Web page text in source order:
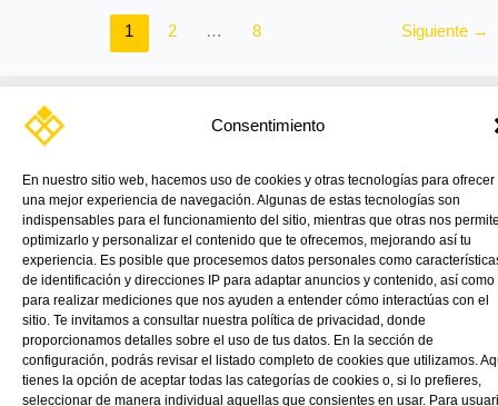
Consentimiento
En nuestro sitio web, hacemos uso de cookies y otras tecnologías para ofrecer
una mejor experiencia de navegación. Algunas de estas tecnologías son
indispensables para el funcionamiento del sitio, mientras que otras nos
optimizarlo y personalizar el contenido que te ofrecemos, mejorando así tu
experiencia. Es posible que procesemos datos personales como
de identificación y direcciones IP para adaptar anuncios y contenido, así como
para realizar mediciones que nos ayuden a entender cómo interactúas con el
sitio. Te invitamos a consultar nuestra política de privacidad, donde
proporcionamos detalles sobre el uso de tus datos. En la sección de
configuración, podrás revisar el listado completo de cookies que utilizamos.
tienes la opción de aceptar todas las categorías de cookies o, si lo prefieres,
seleccionar de manera individual aquellas que consientes en usar. Para
1 2 … 8 Siguiente →
TIENDA ONLINE
VINK
PRODUCTOS
APLICACIONES
CATÁLOGOS
NOTICIAS
CONTÁCTANOS